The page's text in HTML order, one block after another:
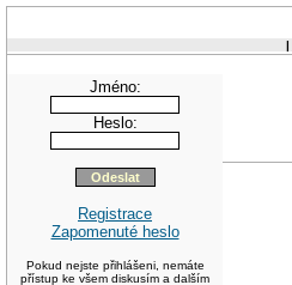
|
Jméno:
Heslo:
Registrace
Zapomenuté heslo
Pokud nejste přihlášeni, nemáte
přístup ke všem diskusím a dalším